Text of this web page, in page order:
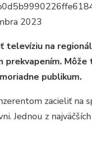
2023
televíziu na
prekvapením.
publikum.
zacieliť na
Jednou z